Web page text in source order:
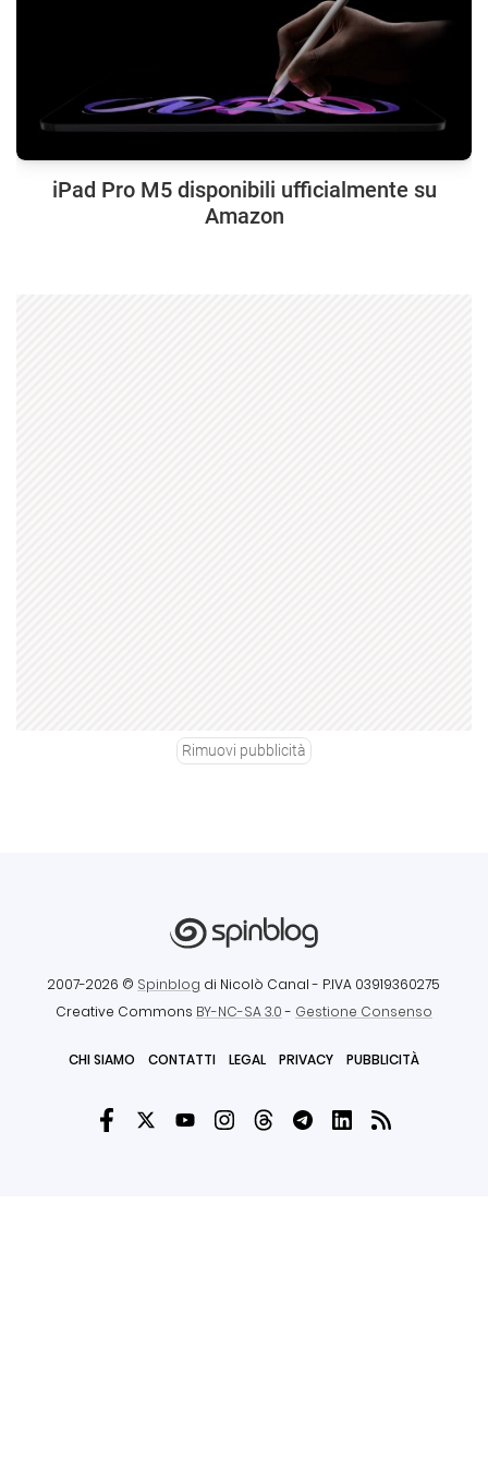
iPad Pro M5 disponibili ufficialmente su
Amazon
Rimuovi pubblicità
2007-2026 © Spinblog di Nicolò Canal - P.IVA 03919360275
Creative Commons BY-NC-SA 3.0- Gestione Consenso
CHI SIAMO CONTATTI LEGAL PRIVACY PUBBLICITÀ